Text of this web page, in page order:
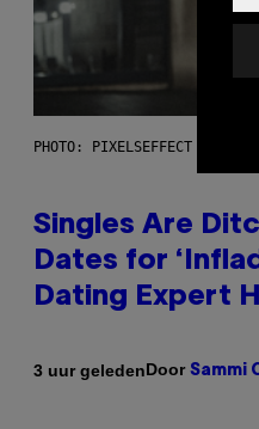
PHOTO: PIXELSEFFECT / GETTY
Singles Are
Dates for
Dating Expert
3 uur geledenDoor Sammi